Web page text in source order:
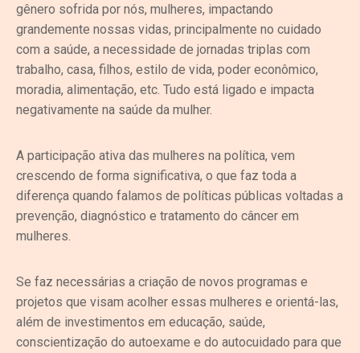
gênero sofrida por nós, mulheres, impactando
grandemente nossas vidas, principalmente no cuidado
com a saúde, a necessidade de jornadas triplas com
trabalho, casa, filhos, estilo de vida, poder econômico,
moradia, alimentação, etc. Tudo está ligado e impacta
negativamente na saúde da mulher.
A participação ativa das mulheres na política, vem
crescendo de forma significativa, o que faz toda a
diferença quando falamos de políticas públicas voltadas a
prevenção, diagnóstico e tratamento do câncer em
mulheres.
Se faz necessárias a criação de novos programas e
projetos que visam acolher essas mulheres e orientá-las,
além de investimentos em educação, saúde,
conscientização do autoexame e do autocuidado para que